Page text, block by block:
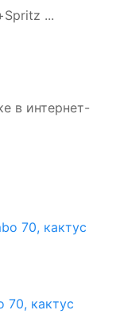
...
в интернет-
70, кактус